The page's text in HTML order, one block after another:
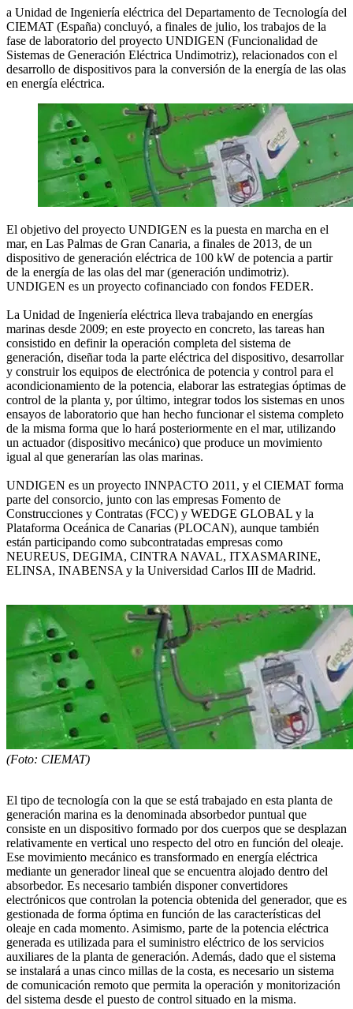
a Unidad de Ingeniería eléctrica del Departamento de Tecnología del
CIEMAT (España) concluyó, a finales de julio, los trabajos de la
fase de laboratorio del proyecto UNDIGEN (Funcionalidad de
Sistemas de Generación Eléctrica Undimotriz), relacionados con el
desarrollo de dispositivos para la conversión de la energía de las olas
en energía eléctrica.
El objetivo del proyecto UNDIGEN es la puesta en marcha en el
mar, en Las Palmas de Gran Canaria, a finales de 2013, de un
dispositivo de generación eléctrica de 100 kW de potencia a partir
de la energía de las olas del mar (generación undimotriz).
UNDIGEN es un proyecto cofinanciado con fondos FEDER.
La Unidad de Ingeniería eléctrica lleva trabajando en energías
marinas desde 2009; en este proyecto en concreto, las tareas han
consistido en definir la operación completa del sistema de
generación, diseñar toda la parte eléctrica del dispositivo, desarrollar
y construir los equipos de electrónica de potencia y control para el
acondicionamiento de la potencia, elaborar las estrategias óptimas de
control de la planta y, por último, integrar todos los sistemas en unos
ensayos de laboratorio que han hecho funcionar el sistema completo
de la misma forma que lo hará posteriormente en el mar, utilizando
un actuador (dispositivo mecánico) que produce un movimiento
igual al que generarían las olas marinas.
UNDIGEN es un proyecto INNPACTO 2011, y el CIEMAT forma
parte del consorcio, junto con las empresas Fomento de
Construcciones y Contratas (FCC) y WEDGE GLOBAL y la
Plataforma Oceánica de Canarias (PLOCAN), aunque también
están participando como subcontratadas empresas como
NEUREUS, DEGIMA, CINTRA NAVAL, ITXASMARINE,
ELINSA, INABENSA y la Universidad Carlos III de Madrid.
(Foto: CIEMAT)
El tipo de tecnología con la que se está trabajado en esta planta de
generación marina es la denominada absorbedor puntual que
consiste en un dispositivo formado por dos cuerpos que se desplazan
relativamente en vertical uno respecto del otro en función del oleaje.
Ese movimiento mecánico es transformado en energía eléctrica
mediante un generador lineal que se encuentra alojado dentro del
absorbedor. Es necesario también disponer convertidores
electrónicos que controlan la potencia obtenida del generador, que es
gestionada de forma óptima en función de las características del
oleaje en cada momento. Asimismo, parte de la potencia eléctrica
generada es utilizada para el suministro eléctrico de los servicios
auxiliares de la planta de generación. Además, dado que el sistema
se instalará a unas cinco millas de la costa, es necesario un sistema
de comunicación remoto que permita la operación y monitorización
del sistema desde el puesto de control situado en la misma.